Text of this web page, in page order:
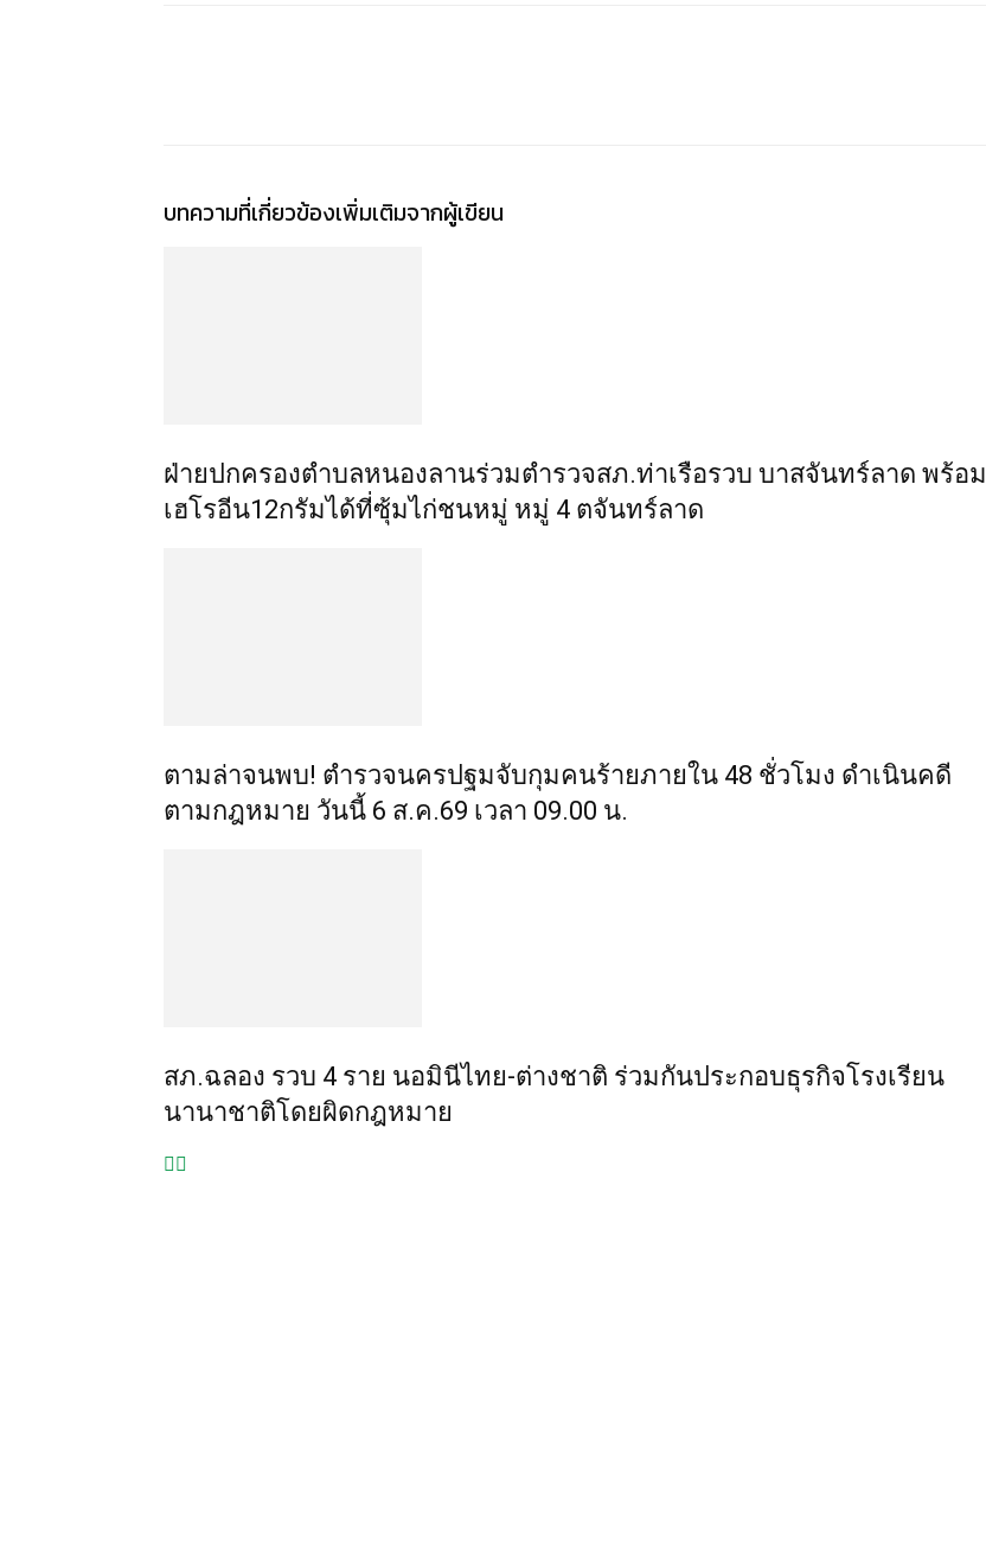
บทความที่เกี่ยวข้องเพิ่มเติมจากผู้เขียน
ฝ่ายปกครองตำบลหนองลานร่วมตำรวจสภ.ท่าเรือรวบ บาสจันทร์ลาด พร้อม
เฮโรอีน12กรัมได้ที่ซุ้มไก่ชนหมู่ หมู่ 4 ตจันทร์ลาด
ตามล่าจนพบ! ตำรวจนครปฐมจับกุมคนร้ายภายใน 48 ชั่วโมง ดำเนินคดี
ตามกฎหมาย วันนี้ 6 ส.ค.69 เวลา 09.00 น.
สภ.ฉลอง รวบ 4 ราย นอมินีไทย-ต่างชาติ ร่วมกันประกอบธุรกิจโรงเรียน
นานาชาติโดยผิดกฎหมาย